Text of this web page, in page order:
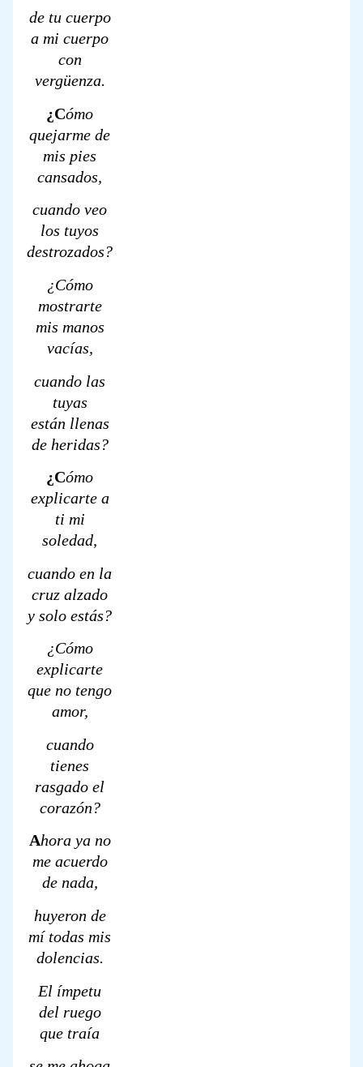
de tu cuerpo
a mi cuerpo
con
vergüenza.
¿Cómo
quejarme de
mis pies
cansados,
cuando veo
los tuyos
destrozados?
¿Cómo
mostrarte
mis manos
vacías,
cuando las
tuyas
están llenas
de heridas?
¿Cómo
explicarte a
ti mi
soledad,
cuando en la
cruz alzado
y solo estás?
¿Cómo
explicarte
que no tengo
amor,
cuando
tienes
rasgado el
corazón?
Ahora ya no
me acuerdo
de nada,
huyeron de
mí todas mis
dolencias.
El ímpetu
del ruego
que traía